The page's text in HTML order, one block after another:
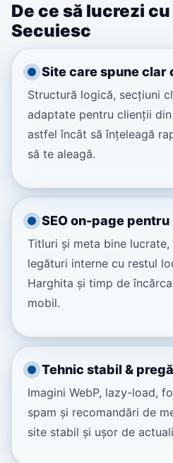
De ce să lucrezi
Secuiesc
Site care spune clar
Structură logică, secțiuni
adaptate pentru clienții
astfel încât să înțeleagă
să te aleagă.
SEO on-page pentru
Titluri și meta bine lucrate,
legături interne cu restul
Harghita și timp de
mobil.
Tehnic stabil &
Imagini WebP, lazy-load,
spam și recomandări de
site stabil și ușor de